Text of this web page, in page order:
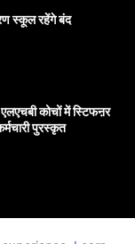
स्कूल रहेंगे बंद
कोचों में स्टिफऩर
पुरस्कृत